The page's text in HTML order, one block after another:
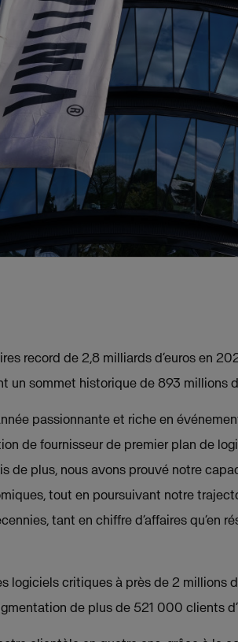
record de 2,8 milliards d’euros en
un sommet historique de 893 millions
passionnante et riche en
de fournisseur de premier plan de
de plus, nous avons prouvé notre
tout en poursuivant notre
tant en chiffre d’affaires qu’en
logiciels critiques à près de 2 millions
de plus de 521 000 clients